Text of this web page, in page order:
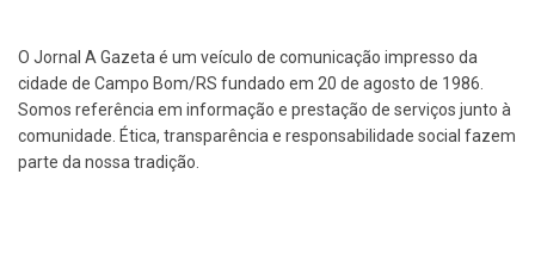
O Jornal A Gazeta é um veículo de comunicação impresso da
cidade de Campo Bom/RS fundado em 20 de agosto de 1986.
Somos referência em informação e prestação de serviços junto à
comunidade. Ética, transparência e responsabilidade social fazem
parte da nossa tradição.